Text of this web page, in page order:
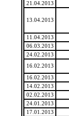
21.04.2013
13.04.2013
11.04.2013
06.03.2013
24.02.2013
16.02.2013
16.02.2013
14.02.2013
02.02.2013
24.01.2013
17.01.2013